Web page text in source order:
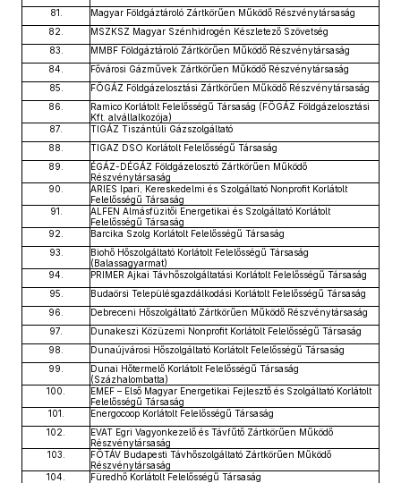
81.
Magyar Földgáztároló Zártkörűen Működő Részvénytársaság
82.
MSZKSZ Magyar Szénhidrogén Készletező Szövetség
83.
MMBF Földgáztároló Zártkörűen Működő Részvénytársaság
84.
Fővárosi Gázművek Zártkörűen Működő Részvénytársaság
85.
FŐGÁZ Földgázelosztási Zártkörűen Működő Részvénytársaság
86.
Ramico Korlátolt Felelősségű Társaság (FŐGÁZ Földgázelosztási
Kft. alvállalkozója)
87.
TIGÁZ Tiszántúli Gázszolgáltató
88.
TIGAZ DSO Korlátolt Felelősségű Társaság
89.
ÉGÁZ-DÉGÁZ Földgázelosztó Zártkörűen Működő
Részvénytársaság
90.
ARIES Ipari, Kereskedelmi és Szolgáltató Nonprofit Korlátolt
Felelősségű Társaság
91.
ALFEN Almásfüzitői Energetikai és Szolgáltató Korlátolt
Felelősségű Társaság
92.
Barcika Szolg Korlátolt Felelősségű Társaság
93.
Biohő Hőszolgáltató Korlátolt Felelősségű Társaság
(Balassagyarmat)
94.
PRIMER Ajkai Távhőszolgáltatási Korlátolt Felelősségű Társaság
95.
Budaörsi Településgazdálkodási Korlátolt Felelősségű Társaság
96.
Debreceni Hőszolgáltató Zártkörűen Működő Részvénytársaság
97.
Dunakeszi Közüzemi Nonprofit Korlátolt Felelősségű Társaság
98.
Dunaújvárosi Hőszolgáltató Korlátolt Felelősségű Társaság
99.
Dunai Hőtermelő Korlátolt Felelősségű Társaság
(Százhalombatta)
100.
EMEF – Első Magyar Energetikai Fejlesztő és Szolgáltató Korlátolt
Felelősségű Társaság
101.
Energocoop Korlátolt Felelősségű Társaság
102.
EVAT Egri Vagyonkezelő és Távfűtő Zártkörűen Működő
Részvénytársaság
103.
FŐTÁV Budapesti Távhőszolgáltató Zártkörűen Működő
Részvénytársaság
104.
Füredhő Korlátolt Felelősségű Társaság